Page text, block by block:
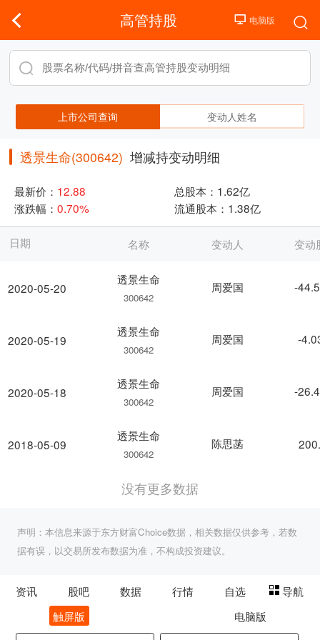
高管持股
上市公司查询 变动人姓名
透景生命(300642) 增减持变动明细
最新价： 12.88 总股本： 1.62亿
涨跌幅： 0.70% 流通股本： 1.38亿
日期
2020-05-20
2020-05-19
2020-05-18
2018-05-09
名称 变动人 变动
透景生命
300642
周爱国 -
透景生命
300642
周爱国 -
透景生命
300642
周爱国 -
透景生命
300642
陈思菡
没有更多数据
声明：本信息来源于东方财富Choice数据，相关数据仅供参考，若数
据有误，以交易所发布数据为准，不构成投资建议。
资讯 股吧 数据 行情 自选
导航
触屏版
电脑版